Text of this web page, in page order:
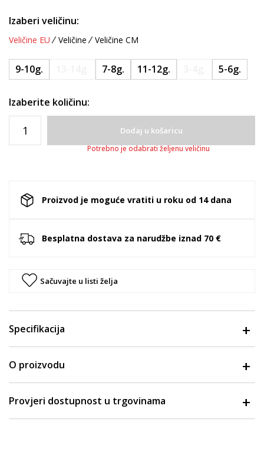
Izaberi veličinu:
Veličine EU Veličine Veličine CM
9-10g. 7-8g. 11-12g. 5-6g.
Izaberite količinu:
Dodaj u košaricu
Potrebno je odabrati željenu veličinu
Proizvod je moguće vratiti u roku od 14 dana
Besplatna dostava za narudžbe iznad 70 €
Sačuvajte u listi želja
Specifikacija
O proizvodu
Provjeri dostupnost u trgovinama